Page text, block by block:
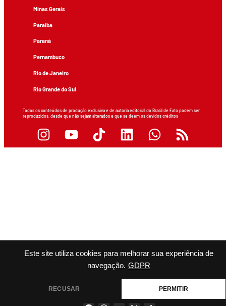
Este site utiliza cookies para melhorar sua experiência de
navegação. GDPR
RECUSAR PERMITIR
Minas Gerais
Paraíba
Paraná
Pernambuco
Rio de Janeiro
Rio Grande do Sul
Todos os conteúdos de produção exclusiva e de autoria editorial do Brasil de Fato podem ser
reproduzidos, desde que não sejam alterados e que se deem os devidos créditos.